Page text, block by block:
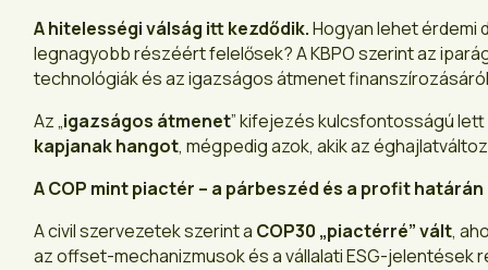
A hitelességi válság itt kezdődik.Hogyan lehet érdemi
legnagyobb részéért felelősek? A KBPO szerint az
technológiák és az igazságos átmenet
Az „igazságos átmenet” kifejezés kulcsfontosságú
kapjanak hangot, mégpedig azok, akik az
A COP mint piactér – a párbeszéd és a profit határán
A civil szervezetek szerint a COP30 „piactérré” vált,
az offset-mechanizmusok és a vállalati ESG-jelentések